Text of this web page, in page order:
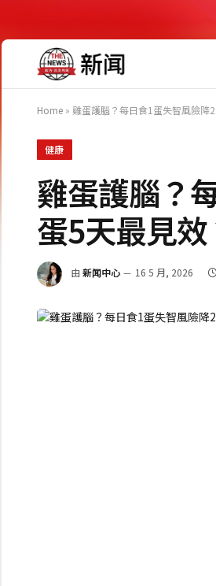
Home » 雞蛋護腦？每日食1蛋失智風險降
健康
雞蛋護腦？
蛋5天最見效
由 新闻中心 16 5 月, 2026